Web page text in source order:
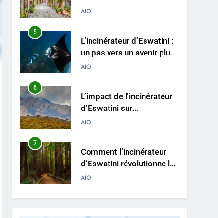
propre et plus vert
AIO
6
L’impact de l’incinérateur
d’Eswatini sur
l’environnement et
AIO
7
Comment l’incinérateur
d’Eswatini révolutionne la
gestion des déchets en
AIO
8
Une démarche audacieuse
d’Eswatini vers un avenir
plus vert avec un nouvel
AIO
1
À l’intérieur de